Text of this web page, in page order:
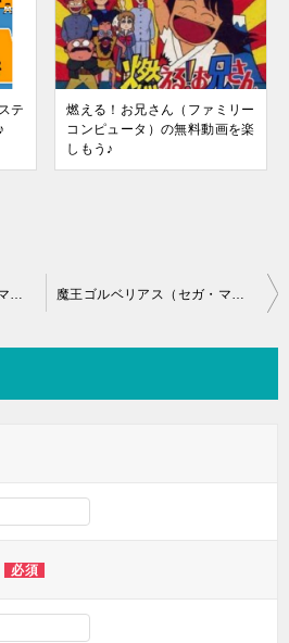
テ
燃える！お兄さん（ファミリー
コンピュータ）の無料動画を楽
しもう♪
必須